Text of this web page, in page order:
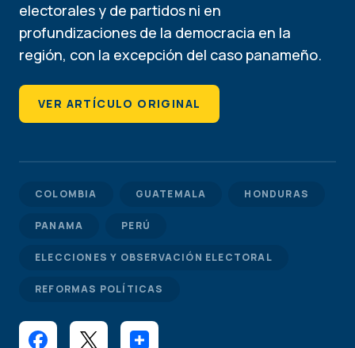
electorales y de partidos ni en
profundizaciones de la democracia en la
región, con la excepción del caso panameño.
VER ARTÍCULO ORIGINAL
COLOMBIA GUATEMALA HONDURAS
PANAMA PERÚ
ELECCIONES Y OBSERVACIÓN ELECTORAL
REFORMAS POLÍTICAS